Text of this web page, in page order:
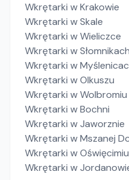
Wkrętarki w Krakowie
Wkrętarki w Skale
Wkrętarki w Wieliczce
Wkrętarki w Słomnikach
Wkrętarki w
Wkrętarki w Olkuszu
Wkrętarki w Wolbromiu
Wkrętarki w Bochni
Wkrętarki w Jaworznie
Wkrętarki w Mszanej
Wkrętarki w Oświęcimiu
Wkrętarki w